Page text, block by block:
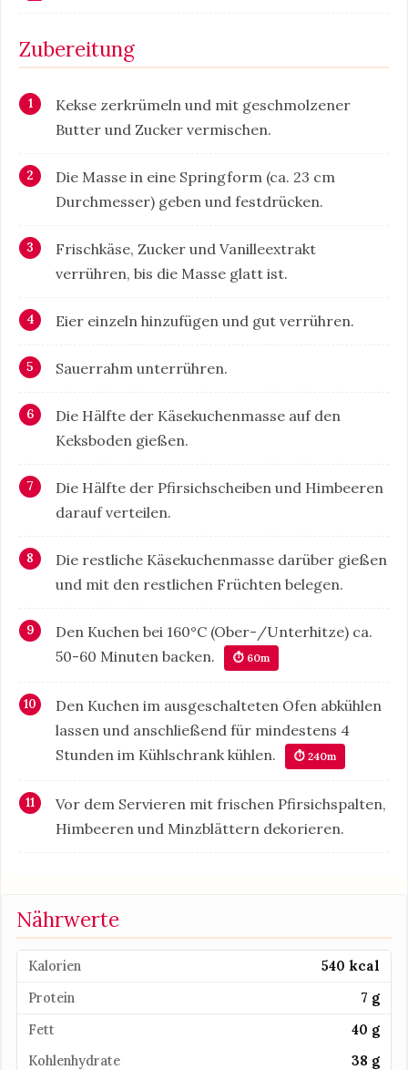
Zubereitung
Kekse zerkrümeln und mit geschmolzener
Butter und Zucker vermischen.
Die Masse in eine Springform (ca. 23 cm
Durchmesser) geben und festdrücken.
Frischkäse, Zucker und Vanilleextrakt
verrühren, bis die Masse glatt ist.
Eier einzeln hinzufügen und gut verrühren.
Sauerrahm unterrühren.
Die Hälfte der Käsekuchenmasse auf den
Keksboden gießen.
Die Hälfte der Pfirsichscheiben und Himbeeren
darauf verteilen.
Die restliche Käsekuchenmasse darüber gießen
und mit den restlichen Früchten belegen.
Den Kuchen bei 160°C (Ober-/Unterhitze) ca.
50-60 Minuten backen.
⏱ 60m
Den Kuchen im ausgeschalteten Ofen abkühlen
lassen und anschließend für mindestens 4
Stunden im Kühlschrank kühlen.
⏱ 240m
Vor dem Servieren mit frischen Pfirsichspalten,
Himbeeren und Minzblättern dekorieren.
Nährwerte
Kalorien
540 kcal
Protein
7 g
Fett
40 g
Kohlenhydrate
38 g